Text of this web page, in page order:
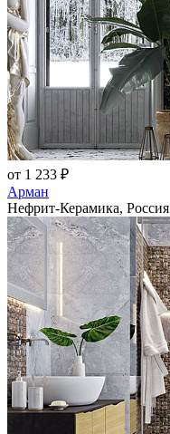
от 1 233 ₽
Арман
Нефрит-Керамика, Россия